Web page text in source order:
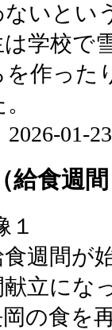
いとい
学校で
を作った
2026-01-
給食週
週間が
献立に
の食を